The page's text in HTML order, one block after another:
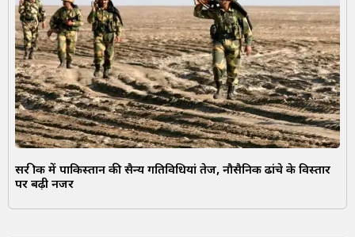
सर क्रीक में पाकिस्तान की सैन्य गतिविधियां तेज, नौसैनिक ढांचे के विस्तार
पर बढ़ी नजर